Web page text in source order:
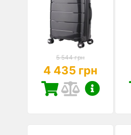
5 544 грн
4 435 грн